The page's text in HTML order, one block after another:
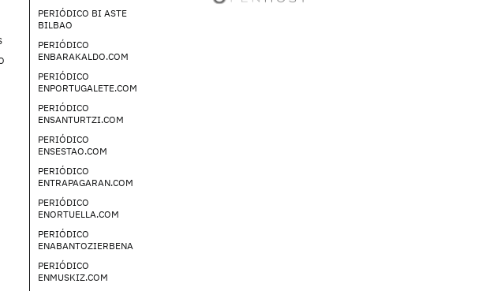
PERIÓDICO BI ASTE
BILBAO
PERIÓDICO
ENBARAKALDO.COM
PERIÓDICO
ENPORTUGALETE.COM
PERIÓDICO
ENSANTURTZI.COM
PERIÓDICO
ENSESTAO.COM
PERIÓDICO
ENTRAPAGARAN.COM
PERIÓDICO
ENORTUELLA.COM
PERIÓDICO
ENABANTOZIERBENA
PERIÓDICO
ENMUSKIZ.COM